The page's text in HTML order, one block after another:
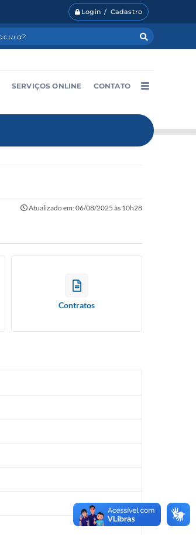
Login / Cadastro
SERVIÇOS ONLINE CONTATO
Atualizado em: 06/08/2025 às 10h28
Contratos